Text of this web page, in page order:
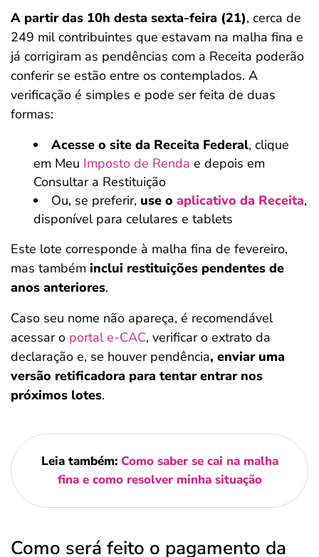
A partir das 10h desta sexta-feira (21), cerca de
249 mil contribuintes que estavam na malha fina e
já corrigiram as pendências com a Receita poderão
conferir se estão entre os contemplados. A
verificação é simples e pode ser feita de duas
formas:
Acesse o site da Receita Federal, clique
em Meu Imposto de Renda e depois em
Consultar a Restituição
Ou, se preferir, use o aplicativo da Receita,
disponível para celulares e tablets
Este lote corresponde à malha fina de fevereiro,
mas também inclui restituições pendentes de
anos anteriores.
Caso seu nome não apareça, é recomendável
acessar o portal e-CAC, verificar o extrato da
declaração e, se houver pendência, enviar uma
versão retificadora para tentar entrar nos
próximos lotes.
Leia também: Como saber se cai na malha
fina e como resolver minha situação
Como será feito o pagamento da